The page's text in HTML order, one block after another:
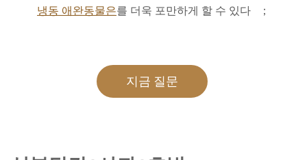
냉동 애완동물은를 더욱 포만하게 할 수 있다 ；
지금 질문